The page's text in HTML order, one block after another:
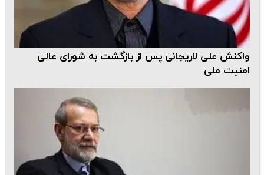
واکنش علی لاریجانی پس از بازگشت به شورای عالی
امنیت ملی